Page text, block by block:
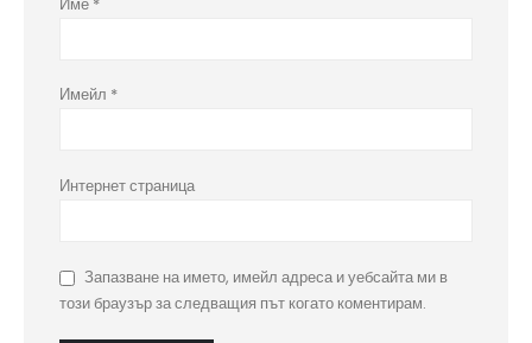
Имейл *
Интернет страница
Запазване на името, имейл адреса и уебсайта ми в
този браузър за следващия път когато коментирам.